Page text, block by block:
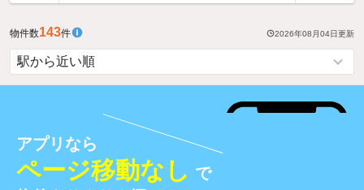
物件数143件 2026年08月04日更新
アプリなら
ページ移動なし で